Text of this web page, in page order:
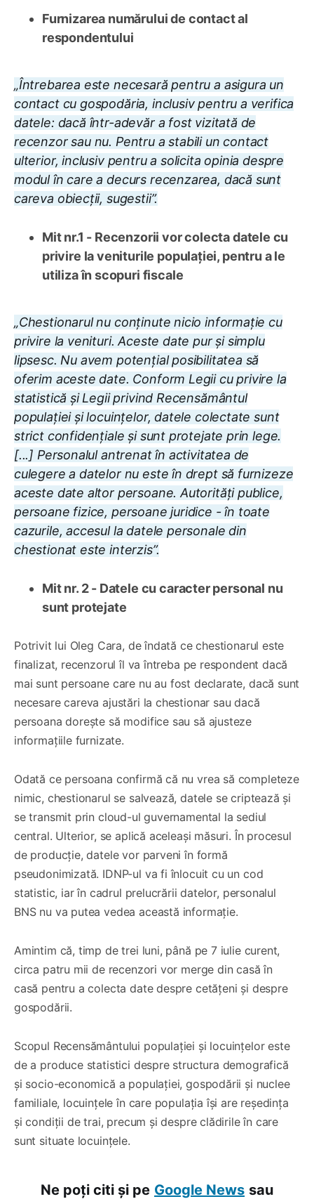
Furnizarea numărului de contact al
respondentului
„Întrebarea este necesară pentru a asigura un
contact cu gospodăria, inclusiv pentru a verifica
datele: dacă într-adevăr a fost vizitată de
recenzor sau nu. Pentru a stabili un contact
ulterior, inclusiv pentru a solicita opinia despre
modul în care a decurs recenzarea, dacă sunt
careva obiecții, sugestii”.
Mit nr.1 - Recenzorii vor colecta datele cu
privire la veniturile populației, pentru a le
utiliza în scopuri fiscale
„Chestionarul nu conținute nicio informație cu
privire la venituri. Aceste date pur și simplu
lipsesc. Nu avem potențial posibilitatea să
oferim aceste date. Conform Legii cu privire la
statistică și Legii privind Recensământul
populației și locuințelor, datele colectate sunt
strict confidențiale și sunt protejate prin lege.
[...] Personalul antrenat în activitatea de
culegere a datelor nu este în drept să furnizeze
aceste date altor persoane. Autorități publice,
persoane fizice, persoane juridice - în toate
cazurile, accesul la datele personale din
chestionat este interzis”.
Mit nr. 2 - Datele cu caracter personal nu
sunt protejate
Potrivit lui Oleg Cara, de îndată ce chestionarul este
finalizat, recenzorul îl va întreba pe respondent dacă
mai sunt persoane care nu au fost declarate, dacă sunt
necesare careva ajustări la chestionar sau dacă
persoana dorește să modifice sau să ajusteze
informațiile furnizate.
Odată ce persoana confirmă că nu vrea să completeze
nimic, chestionarul se salvează, datele se criptează și
se transmit prin cloud-ul guvernamental la sediul
central. Ulterior, se aplică aceleași măsuri. În procesul
de producție, datele vor parveni în formă
pseudonimizată. IDNP-ul va fi înlocuit cu un cod
statistic, iar în cadrul prelucrării datelor, personalul
BNS nu va putea vedea această informație.
Amintim că, timp de trei luni, până pe 7 iulie curent,
circa patru mii de recenzori vor merge din casă în
casă pentru a colecta date despre cetățeni și despre
gospodării.
Scopul Recensământului populației și locuințelor este
de a produce statistici despre structura demografică
și socio-economică a populației, gospodării și nuclee
familiale, locuințele în care populația își are reședința
și condiții de trai, precum și despre clădirile în care
sunt situate locuințele.
Ne poți citi și pe Google News sau